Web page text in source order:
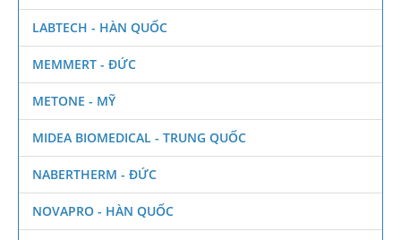
LABTECH - HÀN QUỐC
MEMMERT - ĐỨC
METONE - MỸ
MIDEA BIOMEDICAL - TRUNG QUỐC
NABERTHERM - ĐỨC
NOVAPRO - HÀN QUỐC